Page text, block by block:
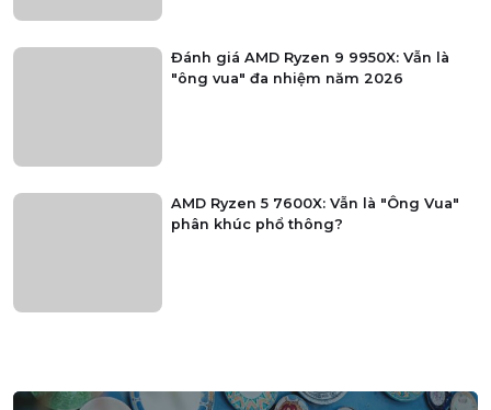
Đánh giá AMD Ryzen 9 9950X: Vẫn là
"ông vua" đa nhiệm năm 2026
AMD Ryzen 5 7600X: Vẫn là "Ông Vua"
phân khúc phổ thông?